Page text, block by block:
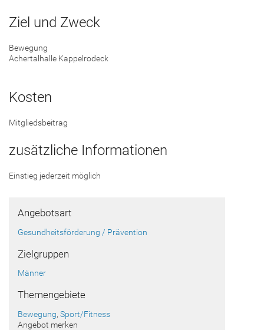
Ziel und Zweck
Bewegung
Achertalhalle Kappelrodeck
Kosten
Mitgliedsbeitrag
zusätzliche Informationen
Einstieg jederzeit möglich
Angebotsart
Gesundheitsförderung / Prävention
Zielgruppen
Männer
Themengebiete
Bewegung, Sport/Fitness
Angebot merken